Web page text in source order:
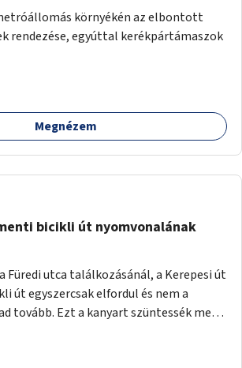
környékén az elbontott
rendezése, egyúttal kerékpártámaszok
Megnézem
bicikli út nyomvonalának
Füredi utca találkozásánál, a Kerepesi út
út egyszercsak elfordul és nem a
tovább. Ezt a kanyart szüntessék meg